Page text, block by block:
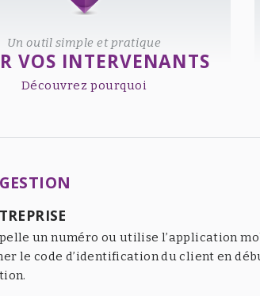
Un outil simple et pratique
VOS INTERVENANTS
Découvrez pourquoi
un numéro ou utilise l’application
le code d’identification du client en